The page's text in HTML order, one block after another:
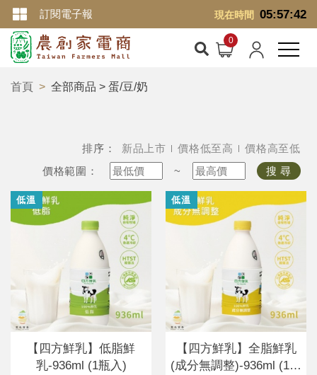
現在時間 05:57:43
訂閱電子報
首頁 全部商品 > 蛋/豆/奶
排序： 新品上市 價格低至高
價格高至低
價格範圍：
~ 搜 尋
低溫
【四方鮮乳】低脂鮮
乳-936ml (1瓶入)
低溫
【四方鮮乳】全脂鮮乳
(成分無調整)-936ml (1瓶